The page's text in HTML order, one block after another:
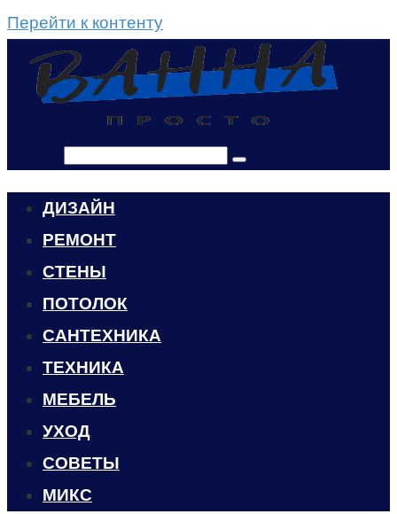
Перейти к контенту
ДИЗАЙН
РЕМОНТ
СТЕНЫ
ПОТОЛОК
САНТЕХНИКА
ТЕХНИКА
МЕБЕЛЬ
УХОД
CОВЕТЫ
МИКС